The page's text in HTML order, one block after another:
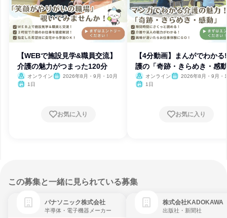
【WEBで施設見学&職員交流】
介護の魅力がつまった120分
オンライン
2026年8月・9月・10月
1日
お気に入り
【4分動画】まんがでわかる
護の「奇跡・きらめき・感
オンライン
2026年8月・9月・
1日
お気に入り
この募集と一緒に見られている募集
パナソニック株式会社
半導体・電子機器メーカー
株式会社KADOKAWA
出版社・新聞社